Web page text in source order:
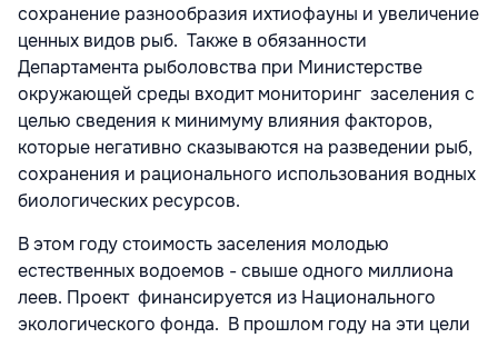
сохранение разнообразия ихтиофауны и увеличение
ценных видов рыб. Также в обязанности
Департамента рыболовства при Министерстве
окружающей среды входит мониторинг заселения с
целью сведения к минимуму влияния факторов,
которые негативно сказываются на разведении рыб,
сохранения и рационального использования водных
биологических ресурсов.
В этом году стоимость заселения молодью
естественных водоемов - свыше одного миллиона
леев. Проект финансируется из Национального
экологического фонда. В прошлом году на эти цели